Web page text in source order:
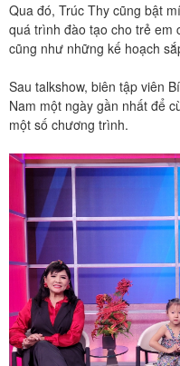
Qua đó, Trúc Thy cũng bật
quá trình đào tạo cho trẻ em
cũng như những kế hoạch
Sau talkshow, biên tập viên
Nam một ngày gần nhất để
một số chương trình.